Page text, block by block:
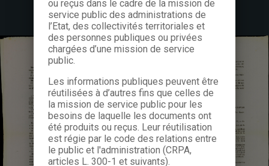
ou reçus dans le cadre de la mission de
service public des administrations de
l’Etat, des collectivités territoriales et
des personnes publiques ou privées
chargées d’une mission de service
public.
Les informations publiques peuvent être
réutilisées à d’autres fins que celles de
la mission de service public pour les
besoins de laquelle les documents ont
été produits ou reçus. Leur réutilisation
est régie par le code des relations entre
le public et l'administration (CRPA,
articles L. 300-1 et suivants).